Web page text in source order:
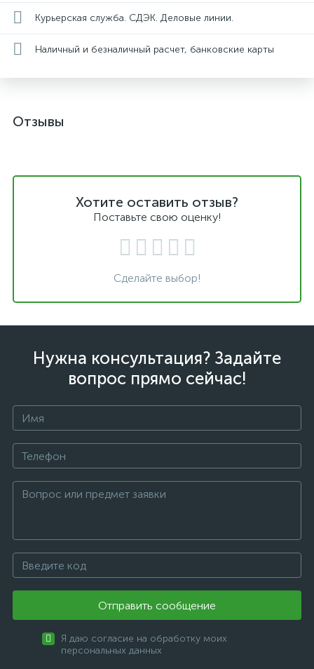
Курьерская служба. СДЭК. Деловые линии.
Наличный и безналичный расчет, банковские карты
Отзывы
Хотите оставить отзыв?
Поставьте свою оценку!
Сделайте выбор!
Нужна консультация? Задайте
вопрос прямо сейчас!
Отправить сообщение
Я даю согласие на обработку моих
персональных данных